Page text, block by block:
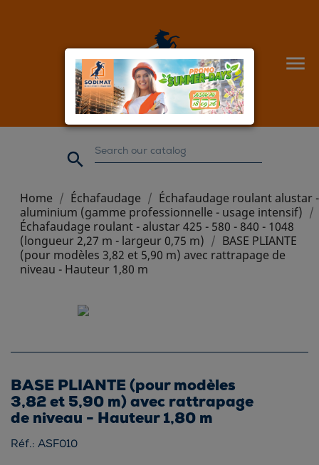


Home Échafaudage
Échafaudage roulant alustar -
aluminium (gamme professionnelle - usage intensif)
Échafaudage roulant - alustar 425 - 580 - 840 - 1048
(longueur 2,27 m - largeur 0,75 m)
BASE PLIANTE
(pour modèles 3,82 et 5,90 m) avec rattrapage de
niveau - Hauteur 1,80 m
BASE PLIANTE (pour modèles
3,82 et 5,90 m) avec rattrapage
de niveau - Hauteur 1,80 m
Réf.: ASF010